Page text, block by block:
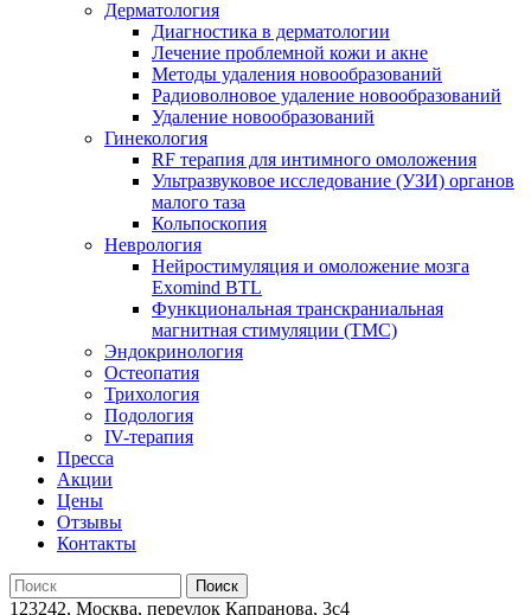
Дерматология
Диагностика в дерматологии
Лечение проблемной кожи и акне
Методы удаления новообразований
Радиоволновое удаление новообразований
Удаление новообразований
Гинекология
RF терапия для интимного омоложения
Ультразвуковое исследование (УЗИ) органов
малого таза
Кольпоскопия
Неврология
Нейростимуляция и омоложение мозга
Exomind BTL
Функциональная транскраниальная
магнитная стимуляции (ТМС)
Эндокринология
Остеопатия
Трихология
Подология
IV-терапия
Пресса
Акции
Цены
Отзывы
Контакты
123242, Москва, переулок Капранова, 3с4